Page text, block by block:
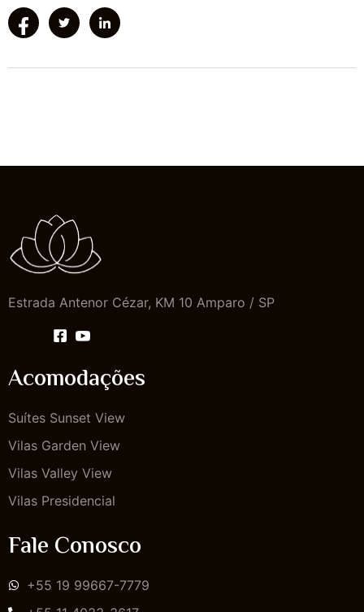
Estrada Antenor Cézar, KM 10 Amparo / SP
Acomodações
Suítes Sunset View
Vilas Garden View
Vilas Valley View
Vilas Presidencial
Fale Conosco
+55 19 99667-7779